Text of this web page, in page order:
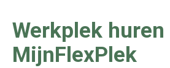
Werkplek huren
MijnFlexPlek